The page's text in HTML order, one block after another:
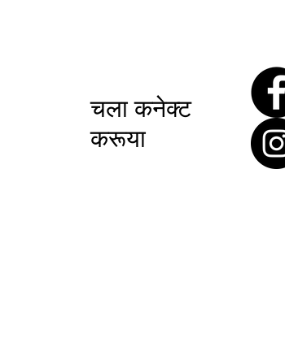
चला कनेक्ट
करूया